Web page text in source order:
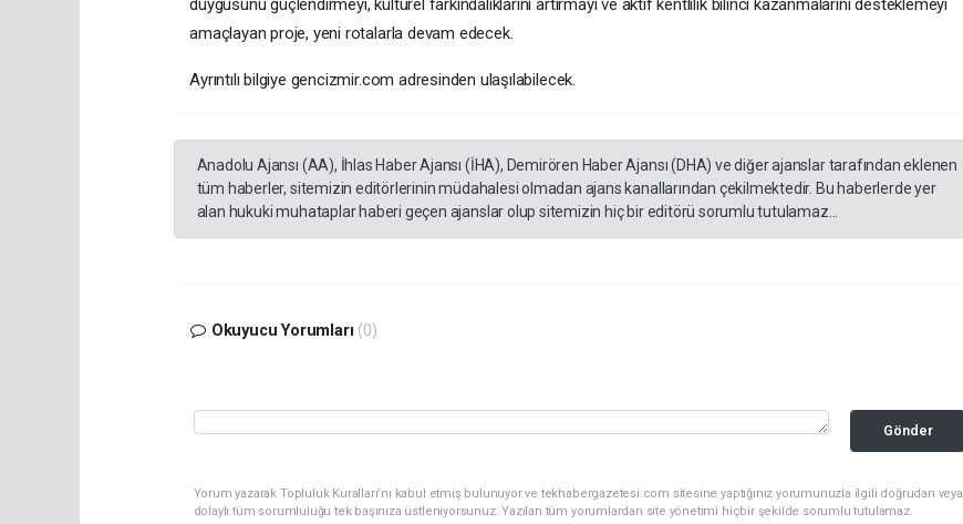
duygusunu güçlendirmeyi, kültürel farkındalıklarını artırmayı ve aktif kentlilik bilinci kazanmalarını desteklemeyi
amaçlayan proje, yeni rotalarla devam edecek.
Ayrıntılı bilgiye gencizmir.com adresinden ulaşılabilecek.
Anadolu Ajansı (AA), İhlas Haber Ajansı (İHA), Demirören Haber Ajansı (DHA) ve diğer ajanslar tarafından eklenen
tüm haberler, sitemizin editörlerinin müdahalesi olmadan ajans kanallarından çekilmektedir. Bu haberlerde yer
alan hukuki muhataplar haberi geçen ajanslar olup sitemizin hiç bir editörü sorumlu tutulamaz...
Okuyucu Yorumları (0)
Gönder
Yorum yazarak Topluluk Kuralları’nı kabul etmiş bulunuyor ve tekhabergazetesi.com sitesine yaptığınız yorumunuzla ilgili doğrudan veya
dolaylı tüm sorumluluğu tek başınıza üstleniyorsunuz. Yazılan tüm yorumlardan site yönetimi hiçbir şekilde sorumlu tutulamaz.